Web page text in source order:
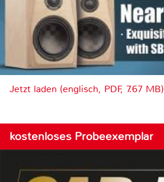
Jetzt laden (englisch, PDF, 7.67 MB)
kostenloses Probeexemplar